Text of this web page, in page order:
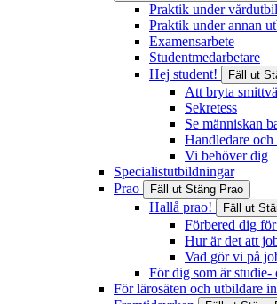
Praktik under
Praktik under annan
Examensarbete
Studentmedarbetare
Hej student!
Fäll ut
Att bryta
Sekretess
Se människan
Handledare och
Vi behöver dig
Specialistutbildningar
Prao
Fäll ut Stäng Prao
Hallå prao! Fäll ut
Förbered dig
Hur är det att
Vad gör vi på
För dig som är studie-
För lärosäten och utbildare